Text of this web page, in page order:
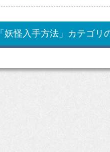
「妖怪入手方法」カテゴリ